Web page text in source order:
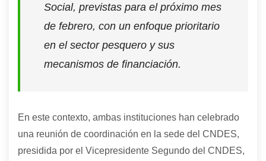
Social, previstas para el próximo mes
de febrero, con un enfoque prioritario
en el sector pesquero y sus
mecanismos de financiación.
En este contexto, ambas instituciones han celebrado
una reunión de coordinación en la sede del CNDES,
presidida por el Vicepresidente Segundo del CNDES,